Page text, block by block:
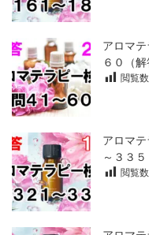
アロマ
６０（解
閲覧
アロマ
～３３５
閲覧